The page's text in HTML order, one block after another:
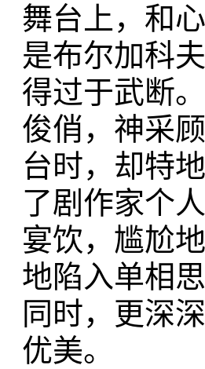
舞台上，和
是布尔加科
得过于武断
俊俏，神采
台时，却特
了剧作家个
宴饮，尴尬
地陷入单相
同时，更深
优美。